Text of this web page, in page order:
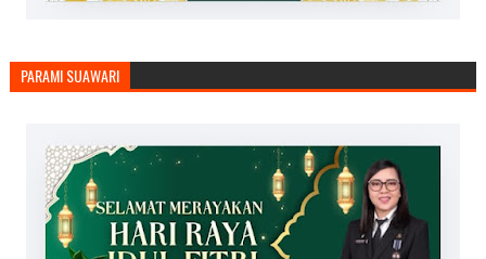
PARAMI SUAWARI